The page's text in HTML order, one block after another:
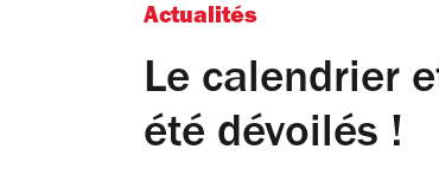
Actualités
Le calendrier
été dévoilés !